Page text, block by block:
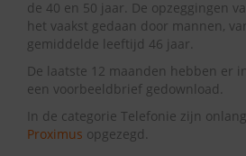
de 40 en 50 jaar. De opzeggingen
het vaakst gedaan door mannen,
gemiddelde leeftijd 46 jaar.
De laatste 12 maanden hebben er
een voorbeeldbrief gedownload.
In de categorie Telefonie zijn
Proximus opgezegd.